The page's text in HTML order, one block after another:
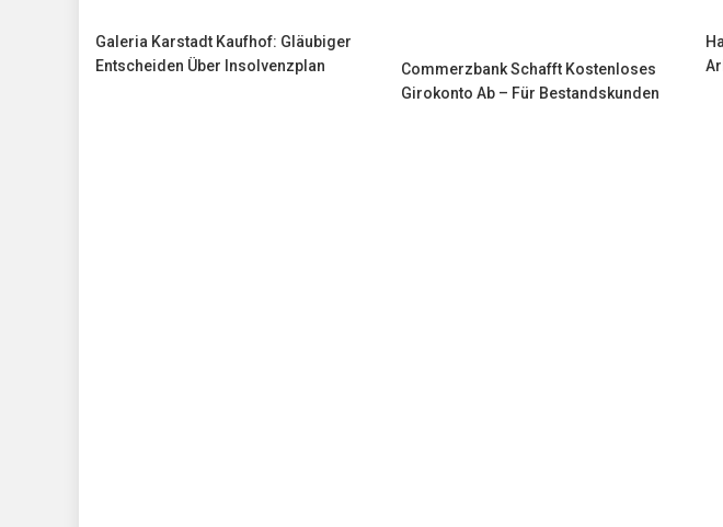
Galeria Karstadt Kaufhof: Gläubiger
Entscheiden Über Insolvenzplan
Commerzbank Schafft Kostenloses
Girokonto Ab – Für Bestandskunden